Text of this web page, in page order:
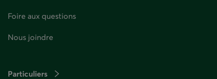
Foire aux questions
Nous joindre
Particuliers